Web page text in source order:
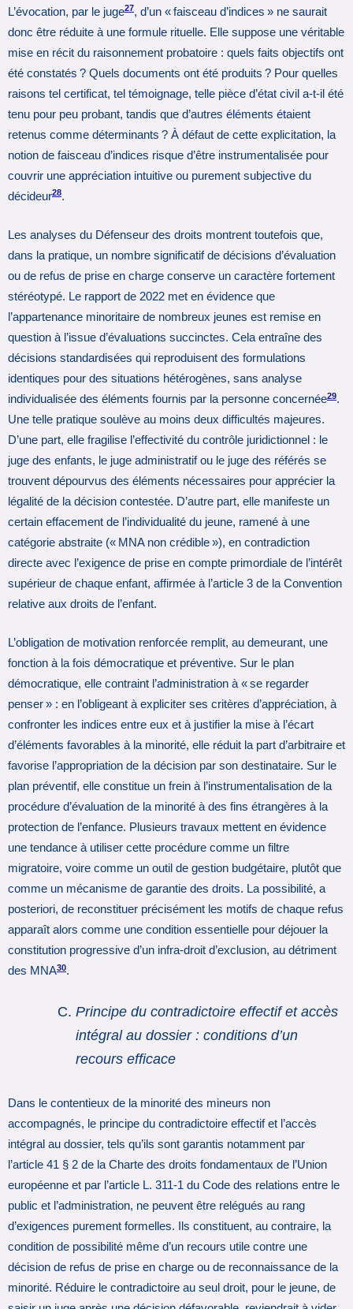
L’évocation, par le juge27, d’un « faisceau d’indices » ne saurait
donc être réduite à une formule rituelle. Elle suppose une véritable
mise en récit du raisonnement probatoire : quels faits objectifs ont
été constatés ? Quels documents ont été produits ? Pour quelles
raisons tel certificat, tel témoignage, telle pièce d’état civil a-t-il été
tenu pour peu probant, tandis que d’autres éléments étaient
retenus comme déterminants ? À défaut de cette explicitation, la
notion de faisceau d’indices risque d’être instrumentalisée pour
couvrir une appréciation intuitive ou purement subjective du
décideur28.
Les analyses du Défenseur des droits montrent toutefois que,
dans la pratique, un nombre significatif de décisions d’évaluation
ou de refus de prise en charge conserve un caractère fortement
stéréotypé. Le rapport de 2022 met en évidence que
l’appartenance minoritaire de nombreux jeunes est remise en
question à l’issue d’évaluations succinctes. Cela entraîne des
décisions standardisées qui reproduisent des formulations
identiques pour des situations hétérogènes, sans analyse
individualisée des éléments fournis par la personne concernée29.
Une telle pratique soulève au moins deux difficultés majeures.
D’une part, elle fragilise l’effectivité du contrôle juridictionnel : le
juge des enfants, le juge administratif ou le juge des référés se
trouvent dépourvus des éléments nécessaires pour apprécier la
légalité de la décision contestée. D’autre part, elle manifeste un
certain effacement de l’individualité du jeune, ramené à une
catégorie abstraite (« MNA non crédible »), en contradiction
directe avec l’exigence de prise en compte primordiale de l’intérêt
supérieur de chaque enfant, affirmée à l’article 3 de la Convention
relative aux droits de l’enfant.
L’obligation de motivation renforcée remplit, au demeurant, une
fonction à la fois démocratique et préventive. Sur le plan
démocratique, elle contraint l’administration à « se regarder
penser » : en l’obligeant à expliciter ses critères d’appréciation, à
confronter les indices entre eux et à justifier la mise à l’écart
d’éléments favorables à la minorité, elle réduit la part d’arbitraire et
favorise l’appropriation de la décision par son destinataire. Sur le
plan préventif, elle constitue un frein à l’instrumentalisation de la
procédure d’évaluation de la minorité à des fins étrangères à la
protection de l’enfance. Plusieurs travaux mettent en évidence
une tendance à utiliser cette procédure comme un filtre
migratoire, voire comme un outil de gestion budgétaire, plutôt que
comme un mécanisme de garantie des droits. La possibilité, a
posteriori, de reconstituer précisément les motifs de chaque refus
apparaît alors comme une condition essentielle pour déjouer la
constitution progressive d’un infra-droit d’exclusion, au détriment
des MNA30.
Principe du contradictoire effectif et accès
intégral au dossier : conditions d’un
recours efficace
Dans le contentieux de la minorité des mineurs non
accompagnés, le principe du contradictoire effectif et l’accès
intégral au dossier, tels qu’ils sont garantis notamment par
l’article 41 § 2 de la Charte des droits fondamentaux de l’Union
européenne et par l’article L. 311-1 du Code des relations entre le
public et l’administration, ne peuvent être relégués au rang
d’exigences purement formelles. Ils constituent, au contraire, la
condition de possibilité même d’un recours utile contre une
décision de refus de prise en charge ou de reconnaissance de la
minorité. Réduire le contradictoire au seul droit, pour le jeune, de